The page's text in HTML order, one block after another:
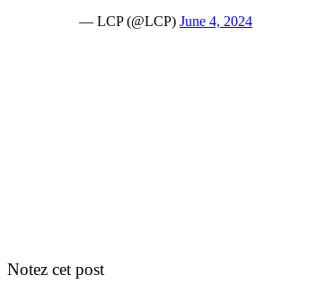
— LCP (@LCP) June 4, 2024
Notez cet post